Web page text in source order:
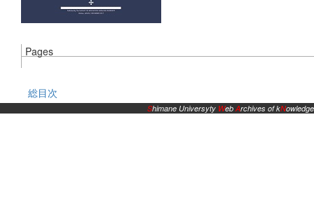
Pages
総目次
Shimane Universyty WebArchives of kNowledge